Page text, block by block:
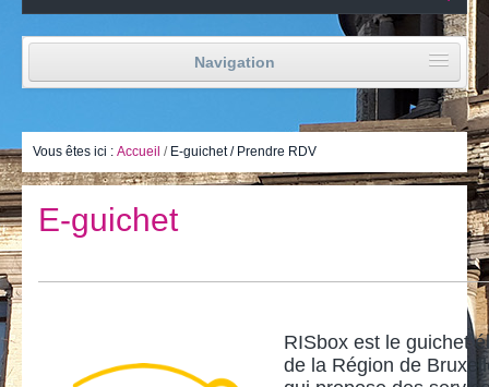
Navigation
Vie politique
Vous êtes ici : Accueil / E-guichet / Prendre RDV
E-guichet
RISbox est le guichet
de la Région de